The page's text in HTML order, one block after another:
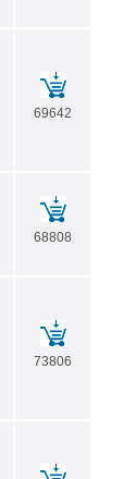
69642
68808
73806